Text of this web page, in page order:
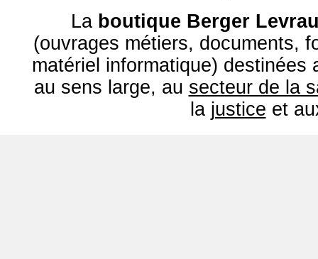
La boutique Berger
(ouvrages métiers, documents,
matériel informatique) destinées
au sens large, au secteur de la
la justice et